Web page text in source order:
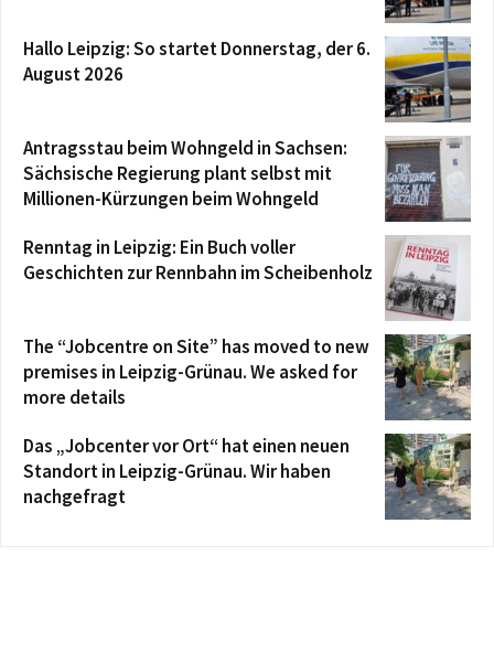
Hallo Leipzig: So startet Donnerstag, der 6.
August 2026
Antragsstau beim Wohngeld in Sachsen:
Sächsische Regierung plant selbst mit
Millionen-Kürzungen beim Wohngeld
Renntag in Leipzig: Ein Buch voller
Geschichten zur Rennbahn im Scheibenholz
The “Jobcentre on Site” has moved to new
premises in Leipzig-Grünau. We asked for
more details
Das „Jobcenter vor Ort“ hat einen neuen
Standort in Leipzig-Grünau. Wir haben
nachgefragt